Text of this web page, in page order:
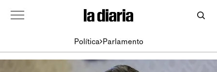
Política Parlamento